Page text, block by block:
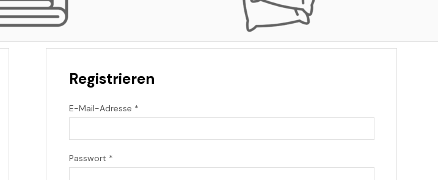
Registrieren
E-Mail-Adresse *
Passwort *